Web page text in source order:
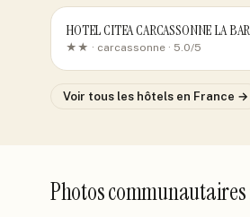
HOTEL CITEA CARCASSONNE LA
★★ · carcassonne · 5.0/5
Voir tous les hôtels en France →
Photos communautaires